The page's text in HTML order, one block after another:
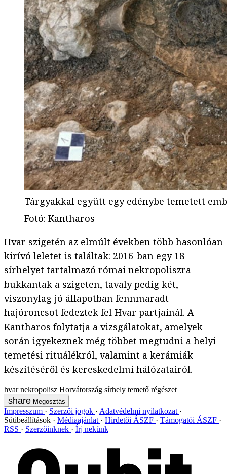
Tárgyakkal együtt egy edénybe temetett
Fotó: Kantharos
Hvar szigetén az elmúlt években több hasonlóan
kirívó leletet is találtak: 2016-ban egy 18
sírhelyet tartalmazó római nekropoliszra
bukkantak a szigeten, tavaly pedig két,
viszonylag jó állapotban fennmaradt
hajóroncsot fedeztek fel Hvar partjainál. A
Kantharos folytatja a vizsgálatokat, amelyek
során igyekeznek még többet megtudni a helyi
temetési rituálékról, valamint a kerámiák
készítéséről és kereskedelmi hálózatairól.
hvar nekropolisz Horvátország sírhely temető régészet
Megosztás
Impresszum Szerzői jogok
Adatvédelmi nyilatkozat
Sütibeállítások
Médiaajánlat Hirdetői ÁSZF
Támogatói ÁSZF
RSS
Szerzőinknek Írj nekünk